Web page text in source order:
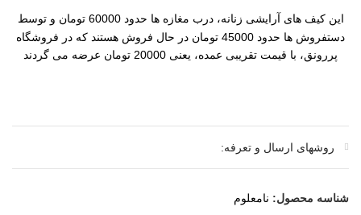
این کیف های آرایشی زنانه، درب مغازه ها حدود 60000 تومان و توسط
دستفروش ها حدود 45000 تومان در حال فروش هستند که در فروشگاه
پررونق، با قیمت تقریبی عمده، یعنی 20000 تومان عرضه می گردند
روشهای ارسال و تعرفه:
شناسه محصول: نامعلوم